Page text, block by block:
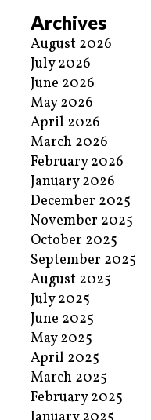
Archives
August 2026
July 2026
June 2026
May 2026
April 2026
March 2026
February 2026
January 2026
December 2025
November 2025
October 2025
September 2025
August 2025
July 2025
June 2025
May 2025
April 2025
March 2025
February 2025